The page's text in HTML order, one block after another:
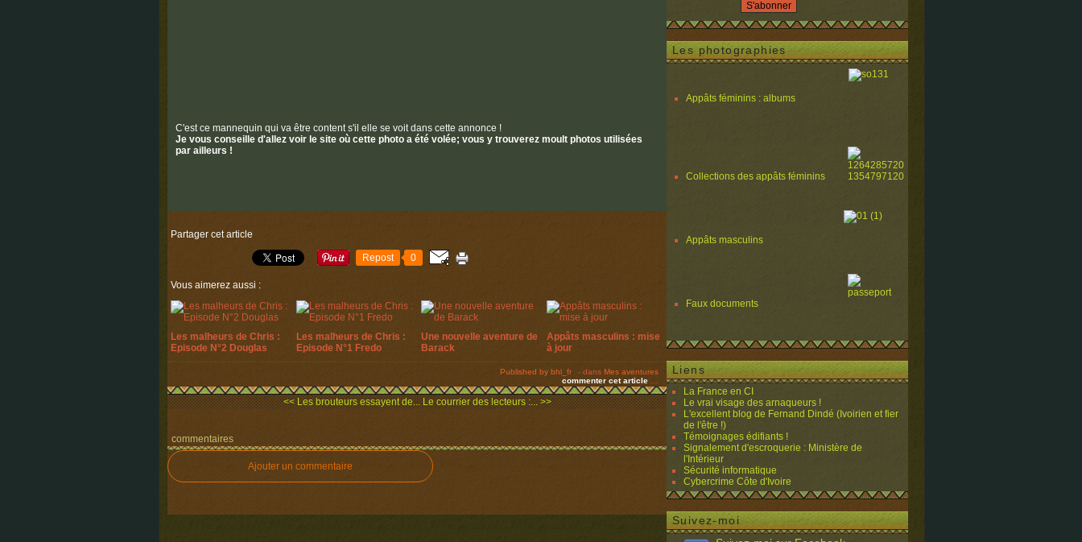
C'est ce mannequin qui va être content s'il elle se voit dans cette annonce !
Je vous conseille d'allez voir le site où cette photo a été volée; vous y trouverez moult photos utilisées
par ailleurs !
Partager cet article
Repost 0
Vous aimerez aussi :
Les malheurs de Chris :
Episode N°2 Douglas
Les malheurs de Chris :
Episode N°1 Fredo
Une nouvelle aventure de
Barack
Appâts masculins : mise
à jour
Published by bhl_fr - dans Mes aventures
commenter cet article
<< Les brouteurs essayent de... Le courrier des lecteurs :... >>
commentaires
Ajouter un commentaire
Les photographies
Appâts féminins : albums
Collections des appâts féminins
Appâts masculins
Faux documents
Liens
La France en CI
Le vrai visage des arnaqueurs !
L'excellent blog de Fernand Dindé (Ivoirien et fier
de l'être !)
Témoignages édifiants !
Signalement d'escroquerie : Ministère de
l'Intérieur
Sécurité informatique
Cybercrime Côte d'Ivoire
Suivez-moi